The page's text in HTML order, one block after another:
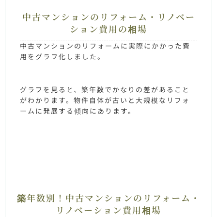
中古マンションのリフォーム・リノベー
ション費用の相場
中古マンションのリフォームに実際にかかった費
用をグラフ化しました。
グラフを見ると、築年数でかなりの差があること
がわかります。物件自体が古いと大規模なリフォ
ームに発展する傾向にあります。
築年数別！中古マンションのリフォーム・
リノベーション費用相場